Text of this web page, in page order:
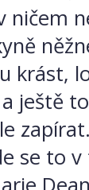
ničem
krást,
ještě
se to v